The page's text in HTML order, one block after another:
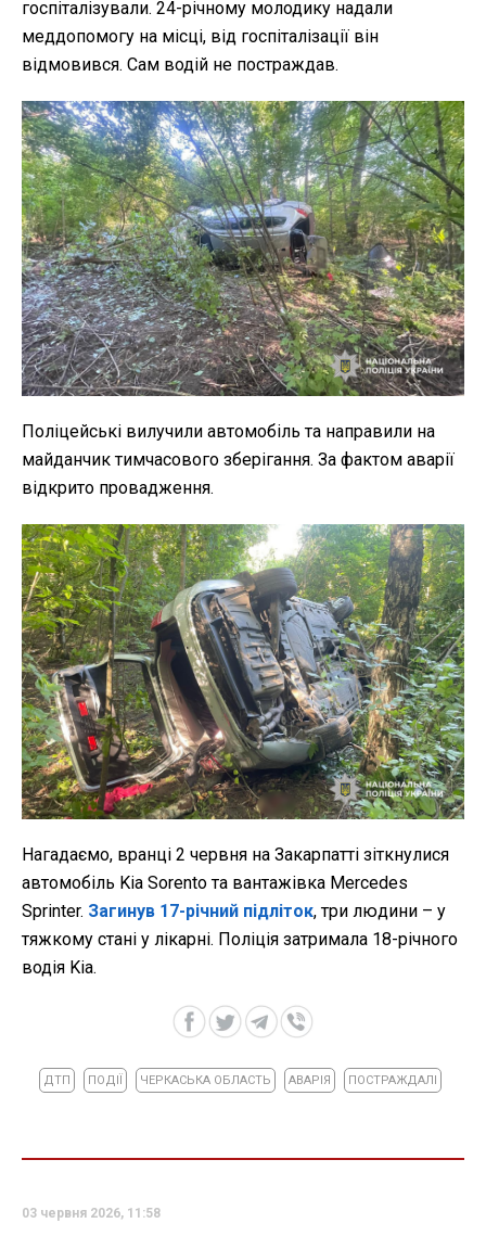
госпіталізували. 24-річному молодику надали
меддопомогу на місці, від госпіталізації він
відмовився. Сам водій не постраждав.
Поліцейські вилучили автомобіль та направили на
майданчик тимчасового зберігання. За фактом аварії
відкрито провадження.
Нагадаємо, вранці 2 червня на Закарпатті зіткнулися
автомобіль Kia Sorento та вантажівка Mercedes
Sprinter. Загинув 17-річний підліток, три людини – у
тяжкому стані у лікарні. Поліція затримала 18-річного
водія Kia.
ДТП ПОДІЇ ЧЕРКАСЬКА ОБЛАСТЬ АВАРІЯ ПОСТРАЖДАЛІ
03 червня 2026, 11:58